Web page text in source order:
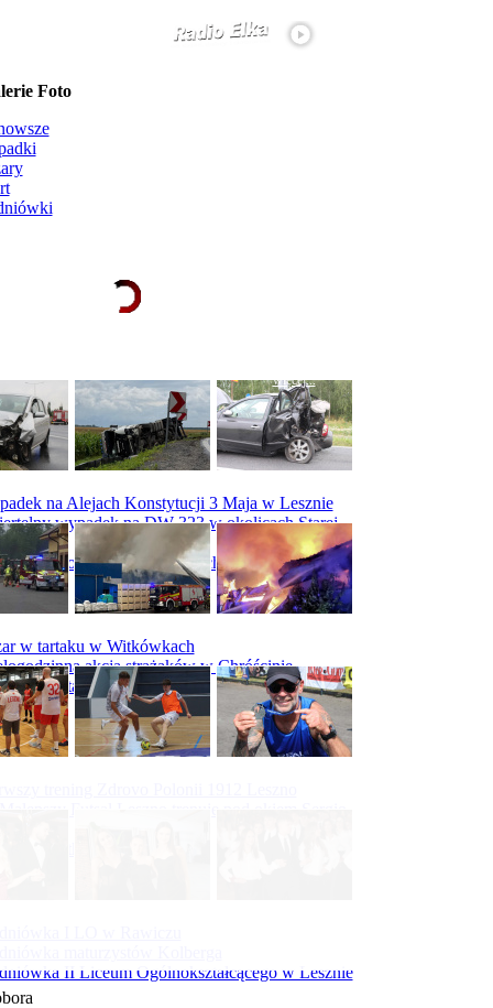
Foto
na Alejach Konstytucji 3 Maja w Lesznie
wypadek na DW 323 w okolicach Starej
na obwodnicy Święciechowy
w tartaku w Witkówkach
akcja strażaków w Chróścinie
hali tartaku w Racocie
II Liceum Ogólnokształcącego w Lesznie
więcej...